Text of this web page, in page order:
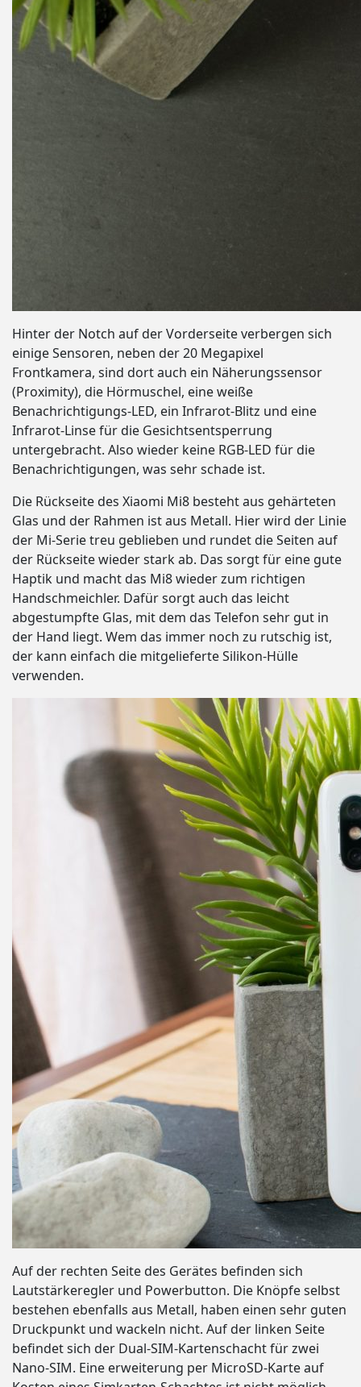
Hinter der Notch auf der Vorderseite verbergen sich
einige Sensoren, neben der 20 Megapixel
Frontkamera, sind dort auch ein Näherungssensor
(Proximity), die Hörmuschel, eine weiße
Benachrichtigungs-LED, ein Infrarot-Blitz und eine
Infrarot-Linse für die Gesichtsentsperrung
untergebracht. Also wieder keine RGB-LED für die
Benachrichtigungen, was sehr schade ist.
Die Rückseite des Xiaomi Mi8 besteht aus gehärteten
Glas und der Rahmen ist aus Metall. Hier wird der Linie
der Mi-Serie treu geblieben und rundet die Seiten auf
der Rückseite wieder stark ab. Das sorgt für eine gute
Haptik und macht das Mi8 wieder zum richtigen
Handschmeichler. Dafür sorgt auch das leicht
abgestumpfte Glas, mit dem das Telefon sehr gut in
der Hand liegt. Wem das immer noch zu rutschig ist,
der kann einfach die mitgelieferte Silikon-Hülle
verwenden.
Auf der rechten Seite des Gerätes befinden sich
Lautstärkeregler und Powerbutton. Die Knöpfe selbst
bestehen ebenfalls aus Metall, haben einen sehr guten
Druckpunkt und wackeln nicht. Auf der linken Seite
befindet sich der Dual-SIM-Kartenschacht für zwei
Nano-SIM. Eine erweiterung per MicroSD-Karte auf